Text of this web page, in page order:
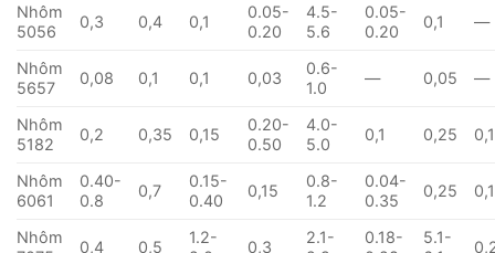
Nhôm
5056
0,3 0,4 0,1
0.05-
0.20
4.5-
5.6
0.05-
0.20
0,1 —
Nhôm
5657
0,08 0,1 0,1 0,03
0.6-
1.0
— 0,05 —
Nhôm
5182
0,2 0,35 0,15
0.20-
0.50
4.0-
5.0
0,1 0,25 0,1
Nhôm
6061
0.40-
0.8
0,7
0.15-
0.40
0,15
0.8-
1.2
0.04-
0.35
0,25
Nhôm
0,4 0,5
1.2-
0,3
2.1-
0.18-
5.1-